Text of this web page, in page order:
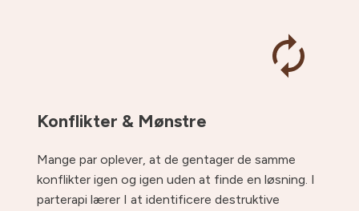
Konflikter & Mønstre
Mange par oplever, at de gentager de samme
konflikter igen og igen uden at finde en løsning. I
parterapi lærer I at identificere destruktive